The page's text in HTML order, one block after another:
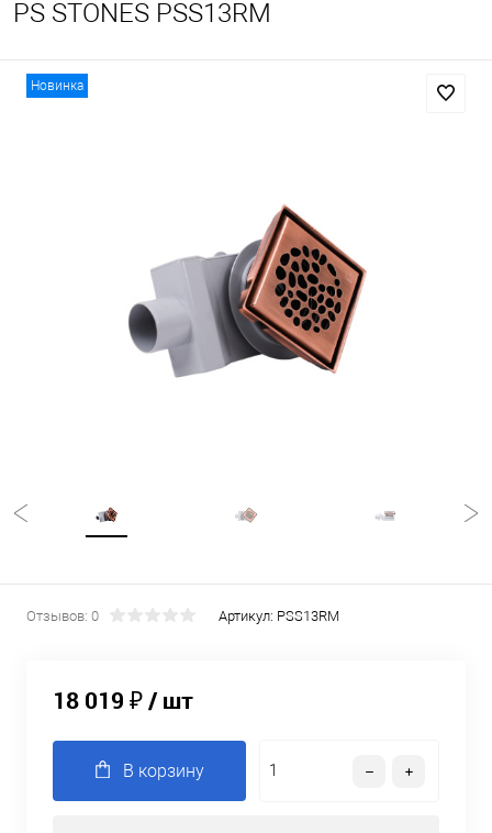
PS STONES PSS13RM
Новинка
Отзывов: 0 Артикул: PSS13RM
18 019 ₽/ шт
В корзину